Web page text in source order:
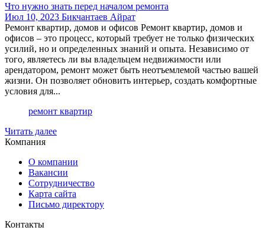
Что нужно знать перед началом ремонта
Июл 10, 2023 Бикчантаев Айрат
Ремонт квартир, домов и офисов Ремонт квартир, домов и
офисов – это процесс, который требует не только физических
усилий, но и определенных знаний и опыта. Независимо от
того, являетесь ли вы владельцем недвижимости или
арендатором, ремонт может быть неотъемлемой частью вашей
жизни. Он позволяет обновить интерьер, создать комфортные
условия для...
ремонт квартир
Читать далее
Компания
О компании
Вакансии
Сотрудничество
Карта сайта
Письмо директору
Контакты